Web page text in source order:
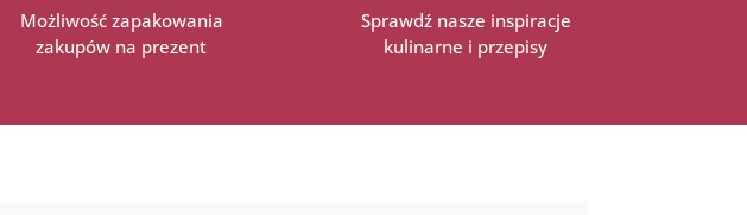
Możliwość zapakowania
zakupów na prezent
Sprawdź nasze inspiracje
kulinarne i przepisy